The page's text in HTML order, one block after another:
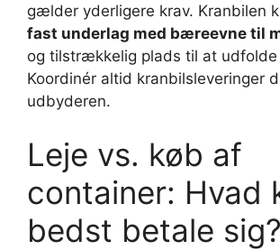
gælder yderligere krav. Kranbilen
fast underlag med bæreevne til
og tilstrækkelig plads til at
Koordinér altid kranbilsleveringer
udbyderen.
Leje vs. køb af
container: Hvad
bedst betale sig?